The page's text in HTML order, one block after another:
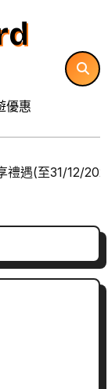
優惠
禮遇(至31/12/